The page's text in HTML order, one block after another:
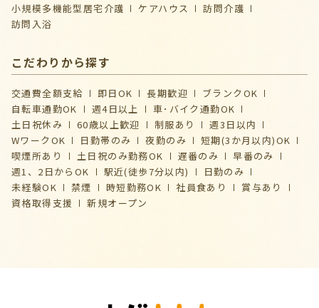
⼩規模多機能型居宅介護
ケアハウス
訪問介護
訪問入浴
こだわりから探す
交通費全額支給 即日OK 長期歓迎
ブランクOK
自転車通勤OK
週4日以上
車･バイク通勤OK
土日祝休み
60歳以上歓迎 制服あり
週3日以内
WワークOK
日勤帯のみ 夜勤のみ
短期(3か月以内)OK
喫煙所あり
土日祝のみ勤務OK 遅番のみ
早番のみ
週1、2日からOK
駅近(徒歩7分以内)
日勤のみ
未経験OK
禁煙 時短勤務OK 社員食あり
賞与あり
資格取得支援
新規オープン